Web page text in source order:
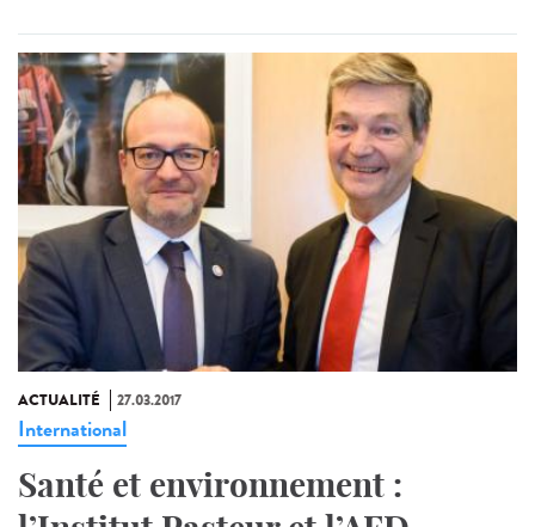
ACTUALITÉ 27.03.2017
International
Santé et environnement :